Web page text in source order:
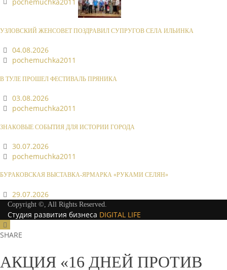
УЗЛОВСКИЙ ЖЕНСОВЕТ ПОЗДРАВИЛ СУПРУГОВ СЕЛА ИЛЬИНКА
04.08.2026
pochemuchka2011
В ТУЛЕ ПРОШЕЛ ФЕСТИВАЛЬ ПРЯНИКА
03.08.2026
pochemuchka2011
ЗНАКОВЫЕ СОБЫТИЯ ДЛЯ ИСТОРИИ ГОРОДА
30.07.2026
pochemuchka2011
БУРАКОВСКАЯ ВЫСТАВКА-ЯРМАРКА «РУКАМИ СЕЛЯН»
29.07.2026
Copyright ©, All Rights Reserved.
Студия развития бизнеса DIGITAL LIFE
SHARE
АКЦИЯ «16 ДНЕЙ ПРОТИВ